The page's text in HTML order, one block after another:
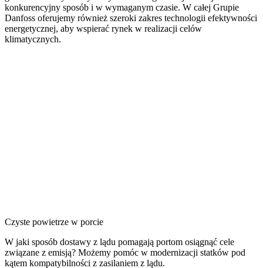
konkurencyjny sposób i w wymaganym czasie. W całej Grupie
Danfoss oferujemy również szeroki zakres technologii efektywności
energetycznej, aby wspierać rynek w realizacji celów
klimatycznych.
Czyste powietrze w porcie
W jaki sposób dostawy z lądu pomagają portom osiągnąć cele
związane z emisją? Możemy pomóc w modernizacji statków pod
kątem kompatybilności z zasilaniem z lądu.